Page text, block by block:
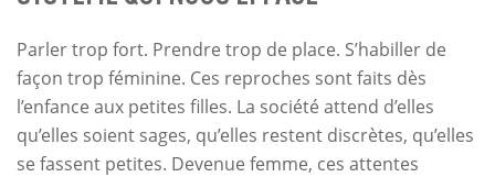
Parler trop fort. Prendre trop de place. S’habiller de
façon trop féminine. Ces reproches sont faits dès
l’enfance aux petites filles. La société attend d’elles
qu’elles soient sages, qu’elles restent discrètes, qu’elles
se fassent petites. Devenue femme, ces attentes